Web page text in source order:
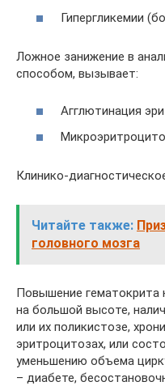
Гипергликемии
Ложное занижение в
способом, вызывает:
Агглютинация
Клинико-
Читайте также:
головного мозга
Повышение гематокрита
на большой высоте,
или их поликистозе,
эритроцитозах, или
уменьшению объема
– диабете,